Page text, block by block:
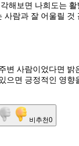
해보면 나희도는
사람과 잘 어울릴 것
변 사람이었다면 밝
으면 긍정적인 영향
비추천0